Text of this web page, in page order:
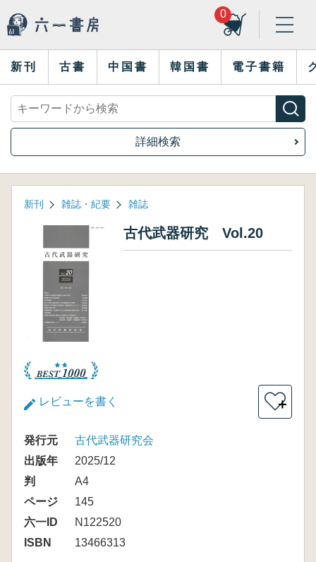
0
新刊 古書 中国書 韓国書 電子書籍
詳細検索
新刊 雑誌・紀要 雑誌
古代武器研究 Vol.20
レビューを書く ＋
発行元
古代武器研究会
出版年
2025/12
判
A4
ページ
145
六一ID
N122520
ISBN
13466313